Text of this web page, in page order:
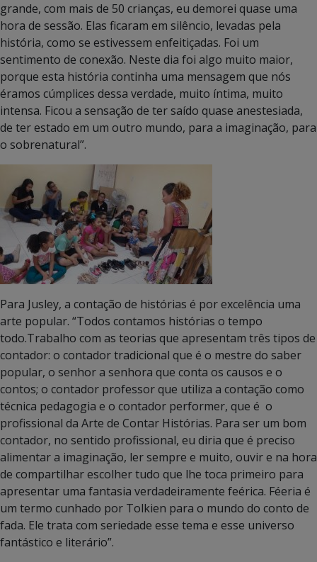
grande, com mais de 50 crianças, eu demorei quase uma
hora de sessão. Elas ficaram em silêncio, levadas pela
história, como se estivessem enfeitiçadas. Foi um
sentimento de conexão. Neste dia foi algo muito maior,
porque esta história continha uma mensagem que nós
éramos cúmplices dessa verdade, muito íntima, muito
intensa. Ficou a sensação de ter saído quase anestesiada,
de ter estado em um outro mundo, para a imaginação, para
o sobrenatural”.
Para Jusley, a contação de histórias é por excelência uma
arte popular. “Todos contamos histórias o tempo
todo.Trabalho com as teorias que apresentam três tipos de
contador: o contador tradicional que é o mestre do saber
popular, o senhor a senhora que conta os causos e o
contos; o contador professor que utiliza a contação como
técnica pedagogia e o contador performer, que é o
profissional da Arte de Contar Histórias. Para ser um bom
contador, no sentido profissional, eu diria que é preciso
alimentar a imaginação, ler sempre e muito, ouvir e na hora
de compartilhar escolher tudo que lhe toca primeiro para
apresentar uma fantasia verdadeiramente feérica. Féeria é
um termo cunhado por Tolkien para o mundo do conto de
fada. Ele trata com seriedade esse tema e esse universo
fantástico e literário”.